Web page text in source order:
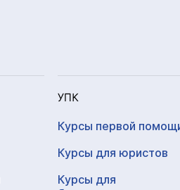
УПК
Курсы первой
Курсы для юристов
Курсы для